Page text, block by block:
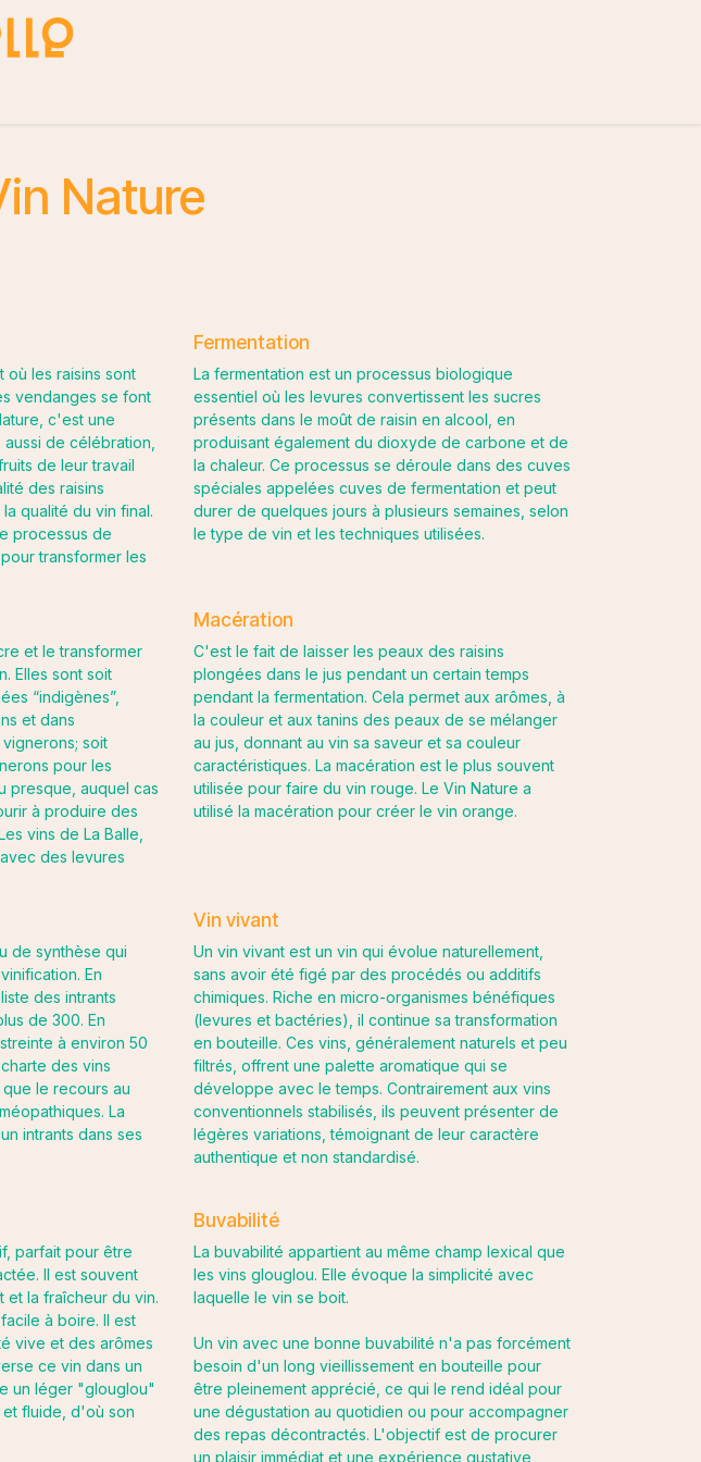
Nature
où les raisins sont
vendanges se font
c'est une
de célébration,
de leur travail
des raisins
qualité du vin final.
processus de
transformer les
Fermentation
La fermentation est un processus biologique
essentiel où les levures convertissent les sucres
présents dans le moût de raisin en alcool, en
produisant également du dioxyde de carbone et de
la chaleur. Ce processus se déroule dans des cuves
spéciales appelées cuves de fermentation et peut
durer de quelques jours à plusieurs semaines, selon
le type de vin et les techniques utilisées.
et le transformer
Elles sont soit
“indigènes”,
et dans
soit
pour les
presque, auquel cas
à produire des
vins de La Balle,
des levures
Macération
C'est le fait de laisser les peaux des raisins
plongées dans le jus pendant un certain temps
pendant la fermentation. Cela permet aux arômes, à
la couleur et aux tanins des peaux de se mélanger
au jus, donnant au vin sa saveur et sa couleur
caractéristiques. La macération est le plus souvent
utilisée pour faire du vin rouge. Le Vin Nature a
utilisé la macération pour créer le vin orange.
de synthèse qui
En
des intrants
de 300. En
à environ 50
des vins
que le recours au
La
intrants dans ses
Vin vivant
Un vin vivant est un vin qui évolue naturellement,
sans avoir été figé par des procédés ou additifs
chimiques. Riche en micro-organismes bénéfiques
(levures et bactéries), il continue sa transformation
en bouteille. Ces vins, généralement naturels et peu
filtrés, offrent une palette aromatique qui se
développe avec le temps. Contrairement aux vins
conventionnels stabilisés, ils peuvent présenter de
légères variations, témoignant de leur caractère
authentique et non standardisé.
parfait pour être
Il est souvent
et la fraîcheur du vin.
à boire. Il est
vive et des arômes
ce vin dans un
un léger "glouglou"
fluide, d'où son
Buvabilité
La buvabilité appartient au même champ lexical que
les vins glouglou. Elle évoque la simplicité avec
laquelle le vin se boit.
Un vin avec une bonne buvabilité n'a pas forcément
besoin d'un long vieillissement en bouteille pour
être pleinement apprécié, ce qui le rend idéal pour
une dégustation au quotidien ou pour accompagner
des repas décontractés. L'objectif est de procurer
un plaisir immédiat et une expérience gustative